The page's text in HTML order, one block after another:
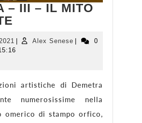
– III – IL MITO
III
–
NELL’ARTE
8
Settembre
Alex Senese Alex
0
artistiche di Demetra
numerosissime nella
omerico di stampo orfico,